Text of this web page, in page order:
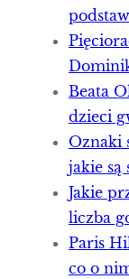
Beata
dzieci
Oznaki
jakie są
Jakie
liczba
Paris
co o